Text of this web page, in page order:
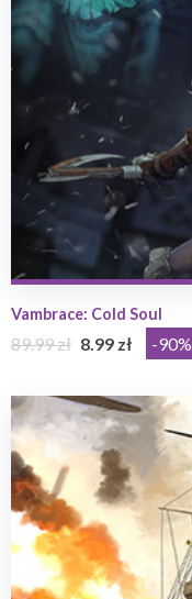
Vambrace: Cold Soul
89.99 zł 8.99 zł -90%